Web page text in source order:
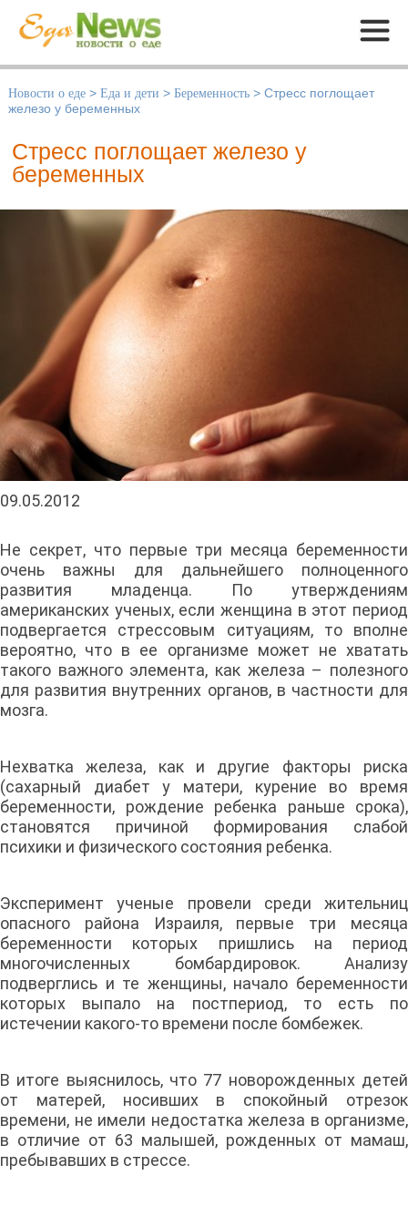
Меню
Новости о еде > Еда и дети > Беременность > Стресс поглощает
железо у беременных
Стресс поглощает железо у
беременных
09.05.2012
Не секрет, что первые три месяца беременности
очень важны для дальнейшего полноценного
развития младенца. По утверждениям
американских ученых, если женщина в этот период
подвергается стрессовым ситуациям, то вполне
вероятно, что в ее организме может не хватать
такого важного элемента, как железа – полезного
для развития внутренних органов, в частности для
мозга.
Нехватка железа, как и другие факторы риска
(сахарный диабет у матери, курение во время
беременности, рождение ребенка раньше срока),
становятся причиной формирования слабой
психики и физического состояния ребенка.
Эксперимент ученые провели среди жительниц
опасного района Израиля, первые три месяца
беременности которых пришлись на период
многочисленных бомбардировок. Анализу
подверглись и те женщины, начало беременности
которых выпало на постпериод, то есть по
истечении какого-то времени после бомбежек.
В итоге выяснилось, что 77 новорожденных детей
от матерей, носивших в спокойный отрезок
времени, не имели недостатка железа в организме,
в отличие от 63 малышей, рожденных от мамаш,
пребывавших в стрессе.